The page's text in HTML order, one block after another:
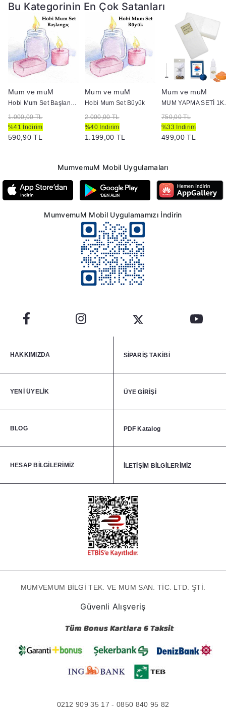
Bu Kategorinin En Çok Satanları
Mum ve muM
Hobi Mum Set Başlangıç
1.000,00 TL
%41 İndirim
590,90 TL
Mum ve muM
Hobi Mum Set Büyük
2.000,00 TL
%40 İndirim
1.199,00 TL
Mum ve muM
MUM YAPMA
750,00 TL
%33 İndirim
499,00 TL
MumvemuM Mobil Uygulamaları
MumvemuM Mobil Uygulamamızı İndirin
HAKKIMIZDA SİPARİŞ TAKİBİ
YENİ ÜYELİK ÜYE GİRİŞİ
BLOG PDF Katalog
HESAP BİLGİLERİMİZ İLETİŞİM BİLGİLERİMİZ
MUMVEMUM BİLGİ TEK. VE MUM SAN. TİC. LTD. ŞTİ.
Güvenli Alışveriş
0212 909 35 17 - 0850 840 95 82